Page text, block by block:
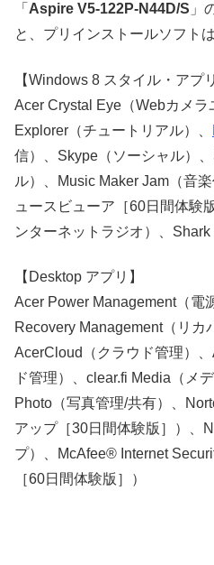
「 Aspire V5-122P-N44D/S 」
と、プリインストールソフト
【Windows 8 スタイル・アプ
Acer Crystal Eye（Webカメ
Explorer（チュートリアル）、
信）、Skype（ソーシャル）
ル）、Music Maker Jam（音
ュースビューア［60日間体験
ンターネットラジオ）、Shark
【Desktop アプリ】
Acer Power Management（電
Recovery Management（リカ
AcerCloud（クラウド管理）
ド管理）、clear.fi Media（メ
Photo（写真管理/共有）、
アップ［30日間体験版］）、
プ）、McAfee® Internet
［60日間体験版］）